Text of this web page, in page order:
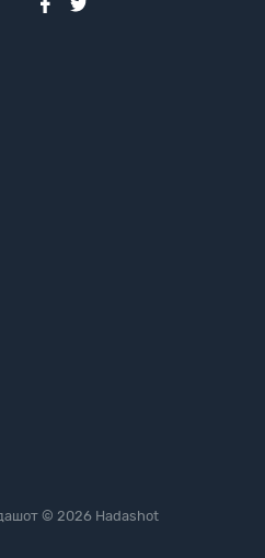
© 2026 Hadashot